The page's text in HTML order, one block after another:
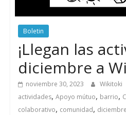
Boletin
¡Llegan las
diciembre a
noviembre 30, 2023 Wikitoki
actividades, Apoyo mútuo, barrio,
colaborativo, comunidad, diciembre